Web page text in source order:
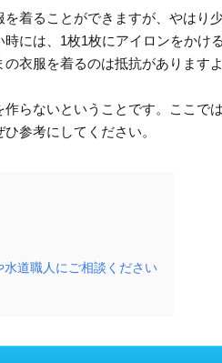
着ることができますが、やはり
には、1枚1枚にアイロンをかけ
衣服を着るのは抵抗がありますよ
らないということです。ここで
参考にしてください。
道職人にご相談ください